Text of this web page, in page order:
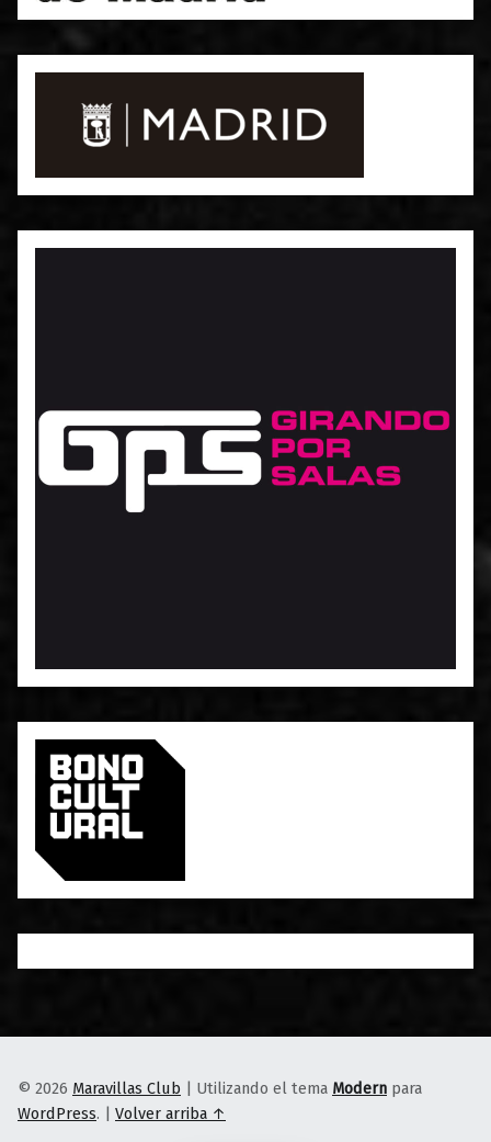
© 2026 Maravillas Club Utilizando el tema Modern para
WordPress. Volver arriba ↑